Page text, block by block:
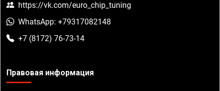
https://vk.com/euro_chip_tuning
WhatsApp: +79317082148
+7 (8172) 76-73-14
Правовая информация